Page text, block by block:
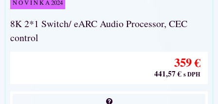
N O V I N K A 2024
8K 2*1 Switch/ eARC Audio Processor, CEC
control
359 €
441,57 € s DPH